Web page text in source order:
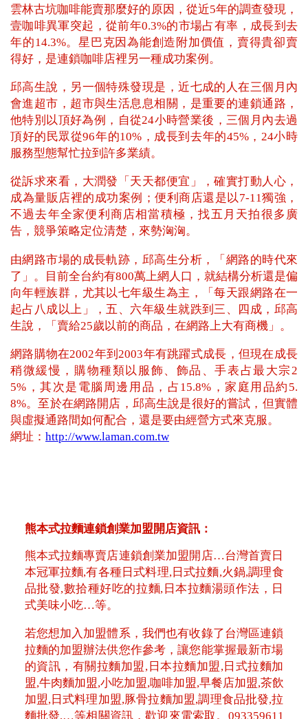
雲林古坑咖啡能賣那麼好的原因，從近5年的調查發現，
壹咖啡異軍突起，從前年0.3%的市場占有率，成長到去
年的14.3%。星巴克因為能創造附加價值，賣得貴卻賣
得好，是連鎖咖啡店裡另一種成功案例。
邱高生說，另一個特殊發現是，近七成的人在三個月內
會進超市，超市與生活息息相關，是重要的連鎖通路，
他特別以頂好為例，自從24小時營業後，三個月內去過
頂好的民眾從96年的10%，成長到去年的45%，24小時
服務型態幫忙拉到許多業績。
從訴求來看，大潤發「天天都便宜」，確實打動人心，
成為量販店裡的成功案例；便利商店還是以7-11獨強，
不過去年全家便利商店相當積極，找五月天拍很多廣
告，競爭策略定位清楚，來勢洶洶。
由網路市場的成長軌跡，邱高生分析，「網路的時代來
了」。目前全台約有800萬上網人口，就結構分析還是偏
向年輕族群，尤其以七年級生為主，「每天跟網路在一
起占八成以上」，五、六年級生就跌到三、四成，邱高
生說，「賣給25歲以前的商品，在網路上大有商機」。
網路購物在2002年到2003年有跳躍式成長，但現在成長
稍微緩慢，購物種類以服飾、飾品、手表占最大宗2
5%，其次是電腦周邊用品，占15.8%，家庭用品約5.
8%。至於在網路開店，邱高生說是很好的嘗試，但實體
與虛擬通路間如何配合，還是要由經營方式來克服。
網址： http://www.laman.com.tw
熊本式拉麵連鎖創業加盟開店資訊：
熊本式拉麵專賣店連鎖創業加盟開店…台灣首賣日
本冠軍拉麵,有各種日式料理,日式拉麵,火鍋,調理食
品批發,數拾種好吃的拉麵,日本拉麵湯頭作法，日
式美味小吃…等。
若您想加入加盟體系，我們也有收錄了台灣區連鎖
拉麵的加盟辦法供您作參考，讓您能掌握最新市場
的資訊，有關拉麵加盟,日本拉麵加盟,日式拉麵加
盟,牛肉麵加盟,小吃加盟,咖啡加盟,早餐店加盟,茶飲
加盟,日式料理加盟,豚骨拉麵加盟,調理食品批發,拉
麵批發,…等相關資訊，歡迎來電索取。093359611